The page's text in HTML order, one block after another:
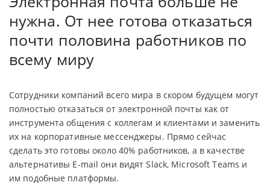
нужна. От нее готова отказаться
почти половина работников по
всему миру
Сотрудники компаний всего мира в скором будущем могут
полностью отказаться от электронной почты как от
инструмента общения с коллегам и клиентами и заменить
их на корпоративные мессенджеры. Прямо сейчас
сделать это готовы около 40% работников, а в качестве
альтернативы E-mail они видят Slack, Microsoft Teams и
им подобные платформы.